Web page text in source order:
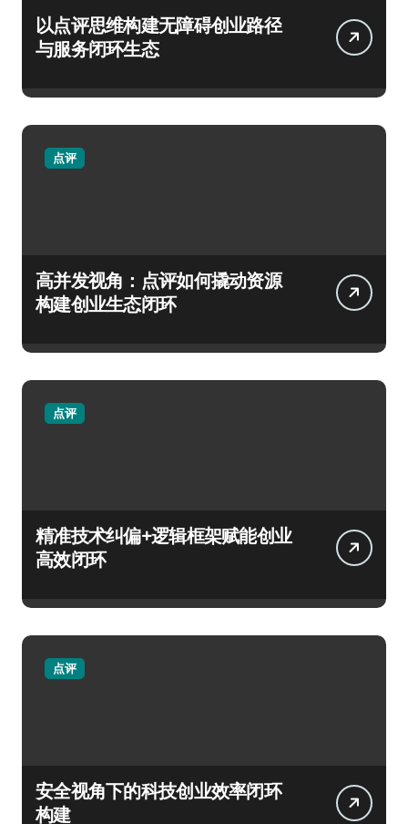
以点评思维构建无障碍创业路径
与服务闭环生态
点评
高并发视角：点评如何撬动资源
构建创业生态闭环
点评
精准技术纠偏+逻辑框架赋能创业
高效闭环
点评
安全视角下的科技创业效率闭环
构建